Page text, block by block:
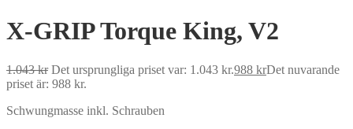
X-GRIP Torque King, V2
1.043kr Det ursprungliga priset var: 1.043 kr.988 krDet nuvarande
priset är: 988 kr.
Schwungmasse inkl. Schrauben